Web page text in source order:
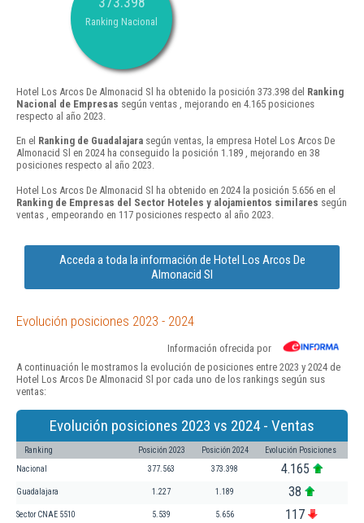
Ranking Nacional
Hotel Los Arcos De Almonacid Sl ha obtenido la posición 373.398 del Ranking
Nacional de Empresas según ventas , mejorando en 4.165 posiciones
respecto al año 2023.
En el Ranking de Guadalajara según ventas, la empresa Hotel Los Arcos De
Almonacid Sl en 2024 ha conseguido la posición 1.189 , mejorando en 38
posiciones respecto al año 2023.
Hotel Los Arcos De Almonacid Sl ha obtenido en 2024 la posición 5.656 en el
Ranking de Empresas del Sector Hoteles y alojamientos similares según
ventas , empeorando en 117 posiciones respecto al año 2023.
Acceda a toda la información de Hotel Los Arcos De
Almonacid Sl
Evolución posiciones 2023 - 2024
Información ofrecida por
A continuación le mostramos la evolución de posiciones entre 2023 y 2024 de
Hotel Los Arcos De Almonacid Sl por cada uno de los rankings según sus
ventas:
Evolución posiciones 2023 vs 2024 - Ventas
Ranking Posición 2023 Posición 2024 Evolución Posiciones
Nacional 377.563 373.398 4.165
Guadalajara 1.227 1.189 38
Sector CNAE 5510 5.539 5.656 117